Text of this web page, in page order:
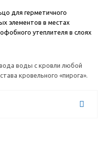
для герметичного
элементов в местах
утеплителя в слоях
воды с кровли любой
кровельного «пирога».